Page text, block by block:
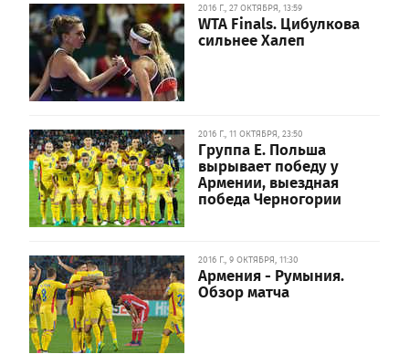
2016 Г., 27 ОКТЯБРЯ, 13:59
WTA Finals. Цибулкова
сильнее Халеп
2016 Г., 11 ОКТЯБРЯ, 23:50
Группа E. Польша
вырывает победу у
Армении, выездная
победа Черногории
2016 Г., 9 ОКТЯБРЯ, 11:30
Армения - Румыния.
Обзор матча